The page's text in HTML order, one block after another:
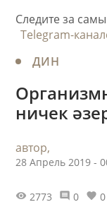
Следите за
Telegram-
ДИН
ничек
автор,
28 Апрель 2019 -
2773 0 0